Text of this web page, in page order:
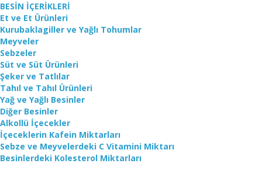
BESİN İÇERİKLERİ
Et ve Et Ürünleri
Kurubaklagiller ve Yağlı Tohumlar
Meyveler
Sebzeler
Süt ve Süt Ürünleri
Şeker ve Tatlılar
Tahıl ve Tahıl Ürünleri
Yağ ve Yağlı Besinler
Diğer Besinler
Alkollü İçecekler
İçeceklerin Kafein Miktarları
Sebze ve Meyvelerdeki C Vitamini Miktarı
Besinlerdeki Kolesterol Miktarları